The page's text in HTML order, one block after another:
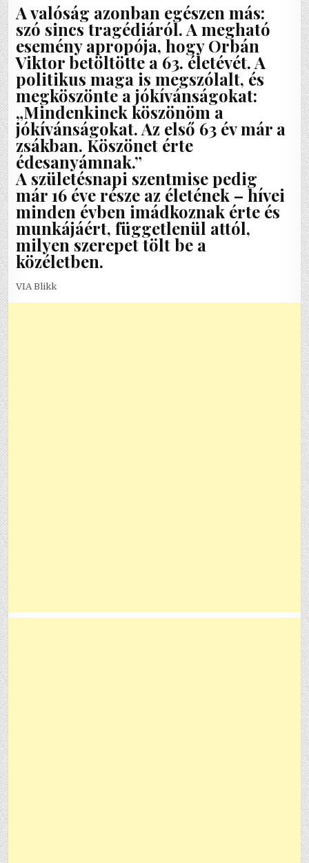
A valóság azonban egészen más:
szó sincs tragédiáról. A megható
esemény apropója, hogy Orbán
Viktor betöltötte a 63. életévét. A
politikus maga is megszólalt, és
megköszönte a jókívánságokat:
„Mindenkinek köszönöm a
jókívánságokat. Az első 63 év már a
zsákban. Köszönet érte
édesanyámnak.”
A születésnapi szentmise pedig
már 16 éve része az életének – hívei
minden évben imádkoznak érte és
munkájáért, függetlenül attól,
milyen szerepet tölt be a
közéletben.
VIA Blikk